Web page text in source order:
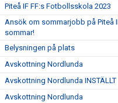
Piteå IF FF:s Fotbollsskola 2023
Ansök om sommarjobb på Piteå
sommar!
Belysningen på plats
Avskottning Nordlunda
Avskottning Nordlunda INSTÄLLT
Avskottning Nordlunda